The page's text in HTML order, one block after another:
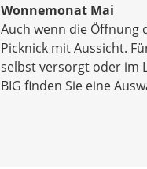
Wonnemonat Mai
Auch wenn die Öffnung
Picknick mit Aussicht.
selbst versorgt oder im
BIG finden Sie eine